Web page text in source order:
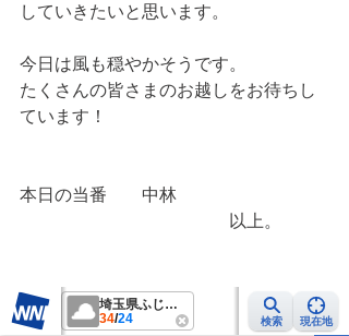
していきたいと思います。
今日は風も穏やかそうです。
たくさんの皆さまのお越しをお待ちし
ています！
本日の当番　　中林
以上。